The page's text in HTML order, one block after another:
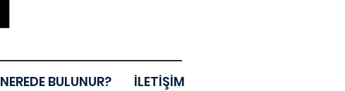
NEREDE BULUNUR? İLETİŞİM